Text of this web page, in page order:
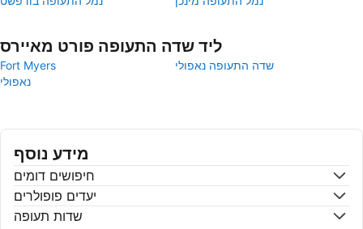
ליד שדה התעופה פורט מאיירס
Fort Myers
שדה התעופה נאפולי
נאפולי
מידע נוסף
חיפושים דומים
יעדים פופולרים
שדות תעופה